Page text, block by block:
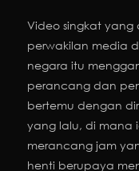
Video singkat
perwakilan media
negara itu
perancang dan
bertemu dengan
yang lalu, di mana
merancang jam
henti berupaya